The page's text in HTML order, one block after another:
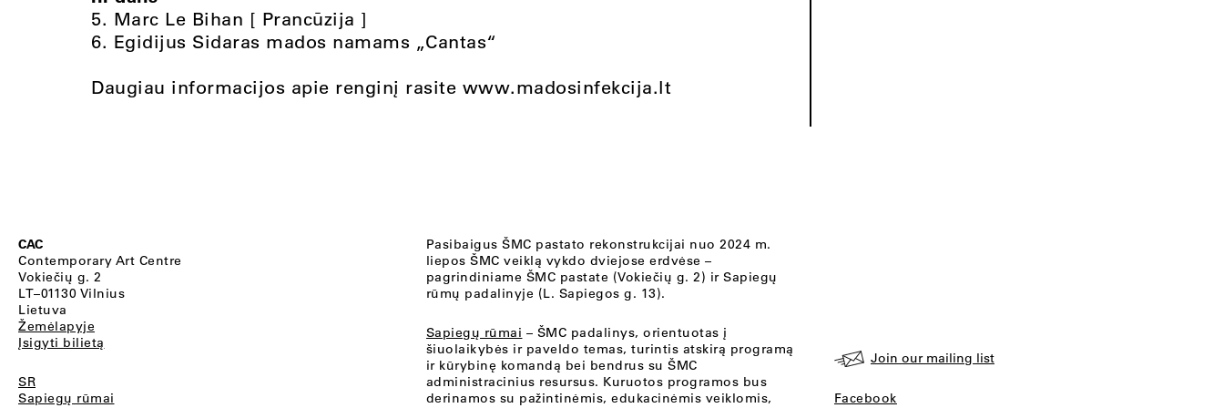
5. Marc Le Bihan [ Prancūzija ]
6. Egidijus Sidaras mados namams „Cantas“
Daugiau informacijos apie renginį rasite www.madosinfekcija.lt
CAC
Contemporary Art Centre
Vokiečių g. 2
LT–01130 Vilnius
Lietuva
Žemėlapyje
Įsigyti bilietą
SR
Sapiegų rūmai
Pasibaigus ŠMC pastato rekonstrukcijai nuo 2024 m.
liepos ŠMC veiklą vykdo dviejose erdvėse –
pagrindiniame ŠMC pastate (Vokiečių g. 2) ir Sapiegų
rūmų padalinyje (L. Sapiegos g. 13).
Sapiegų rūmai – ŠMC padalinys, orientuotas į
šiuolaikybės ir paveldo temas, turintis atskirą programą
ir kūrybinę komandą bei bendrus su ŠMC
administracinius resursus. Kuruotos programos bus
derinamos su pažintinėmis, edukacinėmis veiklomis,
Join our mailing list
Facebook